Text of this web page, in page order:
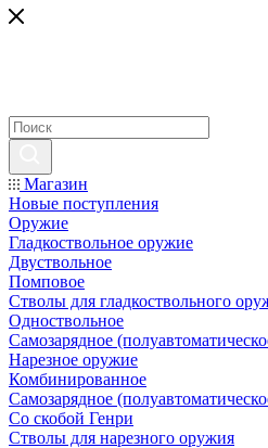
Магазин
Новые поступления
Оружие
Гладкоствольное оружие
Двуствольное
Помповое
Стволы для гладкоствольного
Одноствольное
Самозарядное
Нарезное оружие
Комбинированное
Самозарядное
Со скобой Генри
Стволы для нарезного оружия